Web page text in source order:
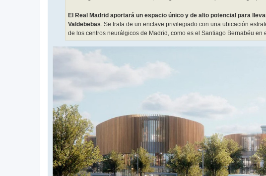
El Real Madrid aportará un espacio único y de alto potencial para
Valdebebas. Se trata de un enclave privilegiado con una ubicación
de los centros neurálgicos de Madrid, como es el Santiago Bernabéu en